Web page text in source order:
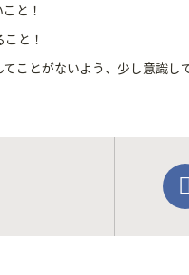
と！
と！
ことがないよう、少し意識